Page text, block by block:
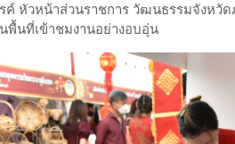
ค์ หัวหน้าส่วนราชการ วัฒนธรรมจังหวั
พื้นที่เข้าชมงานอย่างอบอุ่น